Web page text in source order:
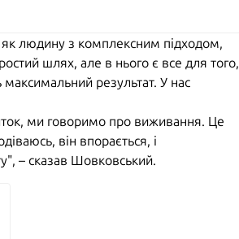
як людину з комплексним підходом,
шлях, але в нього є все для того,
результат. У нас
ми говоримо про виживання. Це
він впорається, і
– сказав Шовковський.